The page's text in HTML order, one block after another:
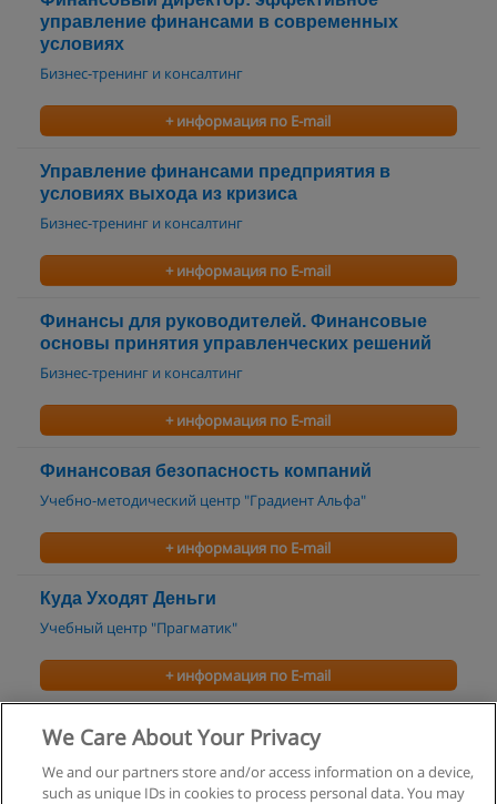
управление финансами в современных
условиях
Бизнес-тренинг и консалтинг
+ информация по E-mail
Управление финансами предприятия в
условиях выхода из кризиса
Бизнес-тренинг и консалтинг
+ информация по E-mail
Финансы для руководителей. Финансовые
основы принятия управленческих решений
Бизнес-тренинг и консалтинг
+ информация по E-mail
Финансовая безопасность компаний
Учебно-методический центр "Градиент Альфа"
+ информация по E-mail
Куда Уходят Деньги
Учебный центр "Прагматик"
+ информация по E-mail
Стратегическое Управление Финансами
We Care About Your Privacy
We and our partners store and/or access information on a device,
such as unique IDs in cookies to process personal data. You may